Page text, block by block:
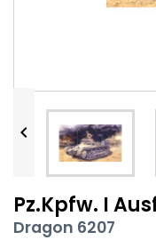

Pz.Kpfw. I
Dragon 6207